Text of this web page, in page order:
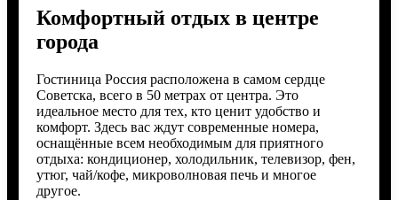
Комфортный отдых в центре
города
Гостиница Россия расположена в самом сердце
Советска, всего в 50 метрах от центра. Это
идеальное место для тех, кто ценит удобство и
комфорт. Здесь вас ждут современные номера,
оснащённые всем необходимым для приятного
отдыха: кондиционер, холодильник, телевизор, фен,
утюг, чай/кофе, микроволновая печь и многое
другое.